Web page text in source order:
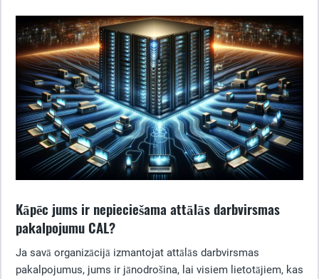
Kāpēc jums ir nepieciešama attālās darbvirsmas
pakalpojumu CAL?
Ja savā organizācijā izmantojat attālās darbvirsmas
pakalpojumus, jums ir jānodrošina, lai visiem lietotājiem, kas